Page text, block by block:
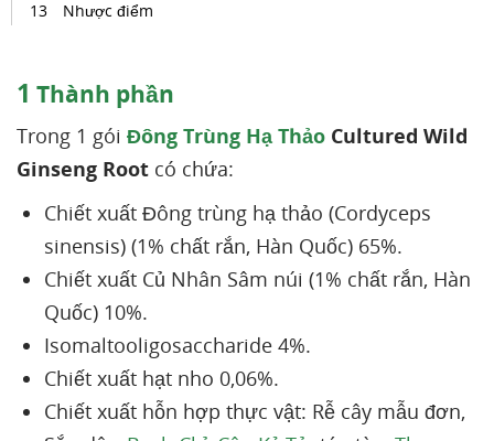
Nhược điểm
1 Thành phần
Trong 1 gói Đông Trùng Hạ Thảo Cultured Wild
Ginseng Root có chứa:
Chiết xuất Đông trùng hạ thảo (Cordyceps
sinensis) (1% chất rắn, Hàn Quốc) 65%.
Chiết xuất Củ Nhân Sâm núi (1% chất rắn, Hàn
Quốc) 10%.
Isomaltooligosaccharide 4%.
Chiết xuất hạt nho 0,06%.
Chiết xuất hỗn hợp thực vật: Rễ cây mẫu đơn,